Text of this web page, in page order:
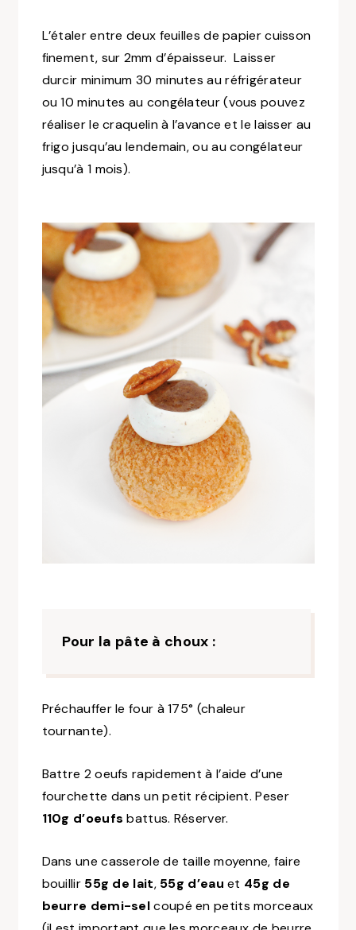
L’étaler entre deux feuilles de papier cuisson
finement, sur 2mm d’épaisseur. Laisser
durcir minimum 30 minutes au réfrigérateur
ou 10 minutes au congélateur(vous pouvez
réaliser le craquelin à l’avance et le laisser au
frigo jusqu’au lendemain, ou au congélateur
jusqu’à 1 mois).
Pour la pâte à choux :
Préchauffer le four à 175° (chaleur
tournante).
Battre 2 oeufs rapidement à l’aide d’une
fourchette dans un petit récipient. Peser
110g d’oeufs battus. Réserver.
Dans une casserole de taille moyenne, faire
bouillir 55g de lait, 55g d’eau et 45g de
beurre demi-selcoupé en petits morceaux